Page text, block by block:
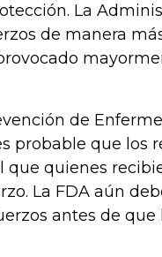
La
de manera
de
probable que los
que quienes
La FDA aún
antes de que